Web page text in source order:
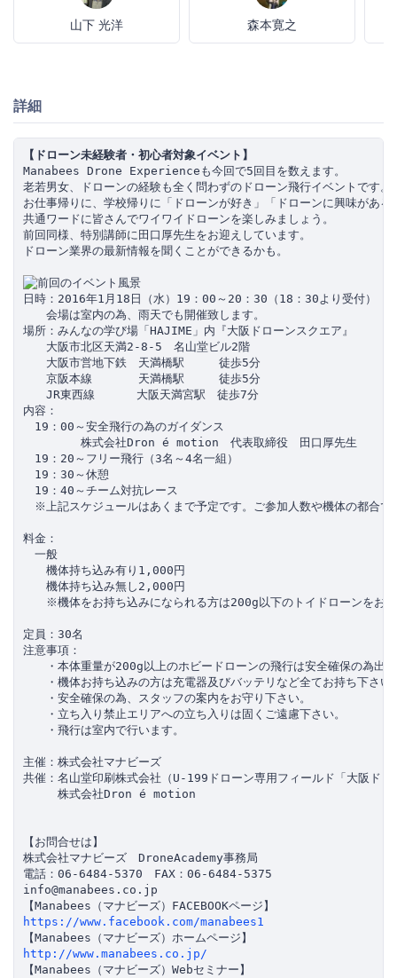
山下 光洋 森本寛之
詳細
【ドローン未経験者・初心者対象イベント】
Manabees Drone Experienceも今回で5回目を数えます。
老若男女、ドローンの経験も全く問わずのドローン飛行イベントです。
お仕事帰りに、学校帰りに「ドローンが好き」「ドローンに興味がある
共通ワードに皆さんでワイワイドローンを楽しみましょう。
前回同様、特別講師に田口厚先生をお迎えしています。
ドローン業界の最新情報を聞くことができるかも。
日時：2016年1月18日（水）19：00～20：30（18：30より受付）
会場は室内の為、雨天でも開催致します。
場所：みんなの学び場「HAJIME」内『大阪ドローンスクエア』
大阪市北区天満2-8-5　名山堂ビル2階
大阪市営地下鉄　天満橋駅　　　徒歩5分
京阪本線　　　　天満橋駅　　　徒歩5分
JR東西線　　　 大阪天満宮駅　徒歩7分
内容：
19：00～安全飛行の為のガイダンス
株式会社Dron é motion　代表取締役　田口厚先生
19：20～フリー飛行（3名～4名一組）
19：30～休憩
19：40～チーム対抗レース
※上記スケジュールはあくまで予定です。ご参加人数や機体の都合で
料金：
一般
機体持ち込み有り1,000円
機体持ち込み無し2,000円
※機体をお持ち込みになられる方は200g以下のトイドローンをお持
定員：30名
注意事項：
・本体重量が200g以上のホビードローンの飛行は安全確保の為出
・機体お持ち込みの方は充電器及びバッテリなど全てお持ち下さい
・安全確保の為、スタッフの案内をお守り下さい。
・立ち入り禁止エリアへの立ち入りは固くご遠慮下さい。
・飛行は室内で行います。
主催：株式会社マナビーズ
共催：名山堂印刷株式会社（U-199ドローン専用フィールド「大阪ドロ
株式会社Dron é motion
【お問合せは】
株式会社マナビーズ　DroneAcademy事務局
電話：06-6484-5370　FAX：06-6484-5375
info@manabees.co.jp
https://www.facebook.com/manabees1
http://www.manabees.co.jp/